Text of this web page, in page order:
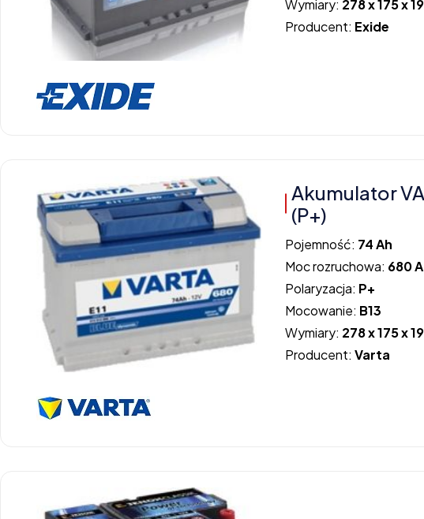
Wymiary: 278 x 175 x
Producent: Exide
Akumulator
(P+)
Pojemność: 74 Ah
Moc rozruchowa: 680 A
Polaryzacja: P+
Mocowanie: B13
Wymiary: 278 x 175 x
Producent:Varta